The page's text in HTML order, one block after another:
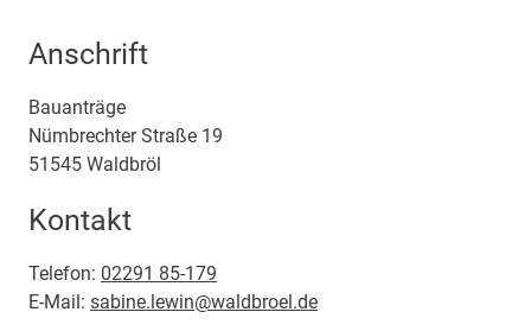
Anschrift
Bauanträge
Nümbrechter Straße 19
51545 Waldbröl
Kontakt
Telefon: 02291 85-179
E-Mail: sabine.lewin@waldbroel.de